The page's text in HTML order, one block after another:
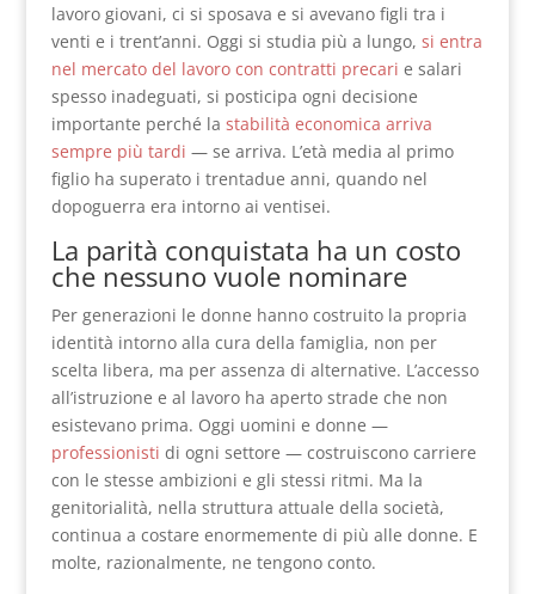
lavoro giovani, ci si sposava e si avevano figli tra i
venti e i trent’anni. Oggi si studia più a lungo, si entra
nel mercato del lavoro con contratti precari e salari
spesso inadeguati, si posticipa ogni decisione
importante perché la stabilità economica arriva
sempre più tardi — se arriva. L’età media al primo
figlio ha superato i trentadue anni, quando nel
dopoguerra era intorno ai ventisei.
La parità conquistata ha un costo
che nessuno vuole nominare
Per generazioni le donne hanno costruito la propria
identità intorno alla cura della famiglia, non per
scelta libera, ma per assenza di alternative. L’accesso
all’istruzione e al lavoro ha aperto strade che non
esistevano prima. Oggi uomini e donne —
professionisti di ogni settore — costruiscono carriere
con le stesse ambizioni e gli stessi ritmi. Ma la
genitorialità, nella struttura attuale della società,
continua a costare enormemente di più alle donne. E
molte, razionalmente, ne tengono conto.